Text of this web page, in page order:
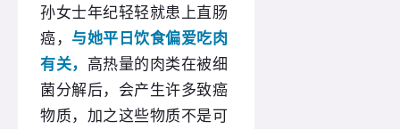
孙女士年纪轻轻就患上直肠
癌， 与她平日饮食偏爱吃肉
有关， 高热量的肉类在被细
菌分解后，会产生许多致癌
物质，加之这些物质不是可